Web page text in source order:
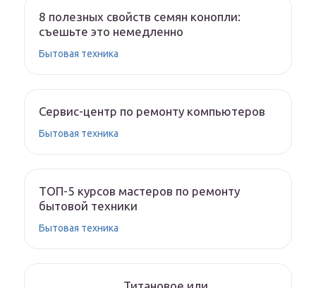
8 полезных свойств семян конопли:
съешьте это немедленно
Бытовая техника
Сервис-центр по ремонту компьютеров
Бытовая техника
ТОП-5 курсов мастеров по ремонту
бытовой техники
Бытовая техника